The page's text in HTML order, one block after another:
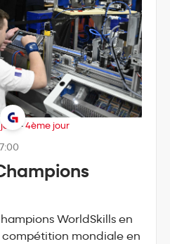
- 4ème jour
WorldSkills en
mondiale en